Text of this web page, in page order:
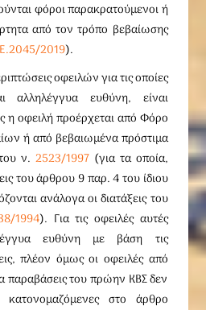
φόροι παρακρατούμενοι ή
από τον τρόπο βεβαίωσης
Ε.2045/2019).
οφειλών για τις οποίες
αλληλέγγυα ευθύνη, είναι
η οφειλή προέρχεται από Φόρο
ή από βεβαιωμένα πρόστιμα
ν.2523/1997 (για τα οποία,
του άρθρου 9 παρ. 4 του ίδιου
ανάλογα οι διατάξεις του
1994). Για τις οφειλές αυτές
ευθύνη με βάση τις
πλέον όμως οι οφειλές από
παραβάσεις του πρώην ΚΒΣ δεν
κατονομαζόμενες στο άρθρο